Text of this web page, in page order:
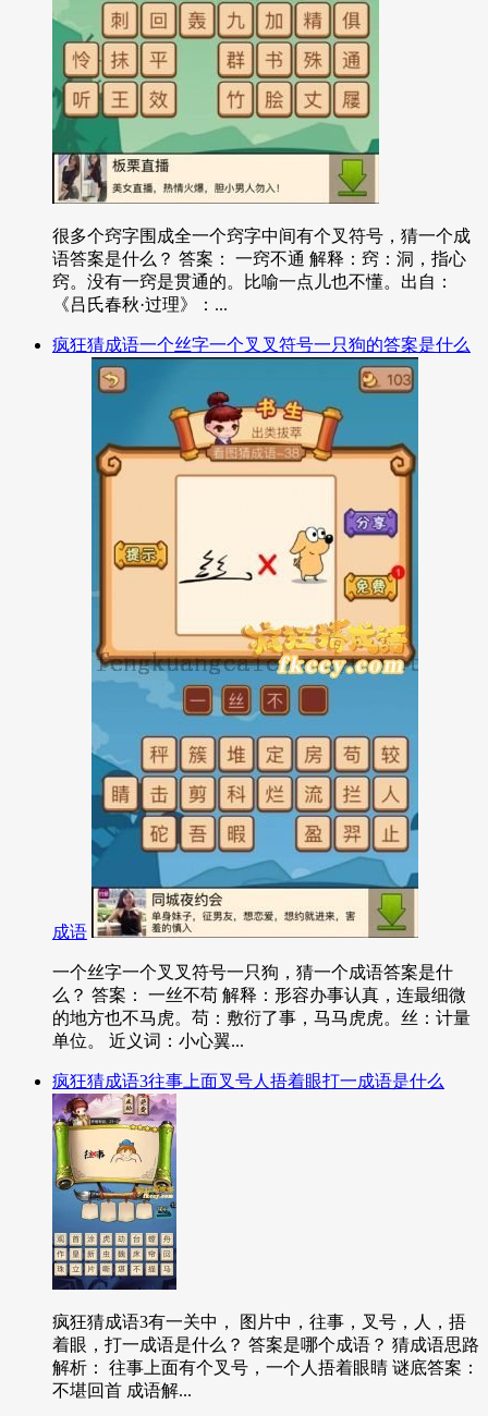
很多个窍字围成全一个窍字中间有个叉符号，猜一个成
语答案是什么？ 答案： 一窍不通 解释：窍：洞，指心
窍。没有一窍是贯通的。比喻一点儿也不懂。出自：
《吕氏春秋·过理》：...
疯狂猜成语一个丝字一个叉叉符号一只狗的答案是什么
成语
一个丝字一个叉叉符号一只狗，猜一个成语答案是什
么？ 答案： 一丝不苟 解释：形容办事认真，连最细微
的地方也不马虎。苟：敷衍了事，马马虎虎。丝：计量
单位。 近义词：小心翼...
疯狂猜成语3往事上面叉号人捂着眼打一成语是什么
疯狂猜成语3有一关中， 图片中，往事，叉号，人，捂
着眼，打一成语是什么？ 答案是哪个成语？ 猜成语思路
解析： 往事上面有个叉号，一个人捂着眼睛 谜底答案：
不堪回首 成语解...